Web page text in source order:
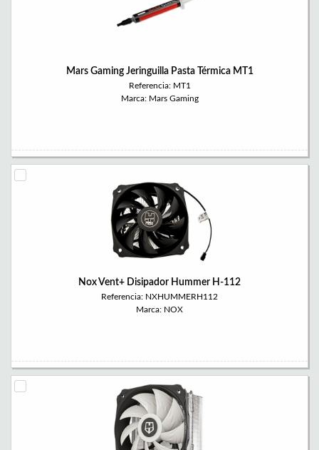
Mars Gaming Jeringuilla Pasta Térmica MT1
Referencia: MT1
Marca: Mars Gaming
Nox Vent+ Disipador Hummer H-112
Referencia: NXHUMMERH112
Marca: NOX